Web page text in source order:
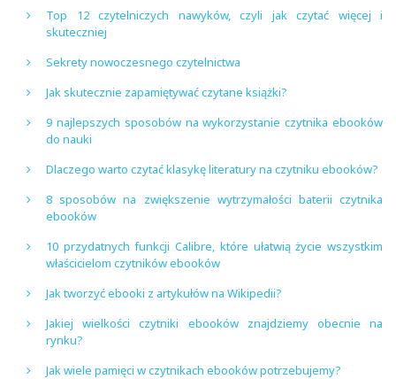
Top 12 czytelniczych nawyków, czyli jak czytać więcej i
skuteczniej
Sekrety nowoczesnego czytelnictwa
Jak skutecznie zapamiętywać czytane książki?
9 najlepszych sposobów na wykorzystanie czytnika ebooków
do nauki
Dlaczego warto czytać klasykę literatury na czytniku ebooków?
8 sposobów na zwiększenie wytrzymałości baterii czytnika
ebooków
10 przydatnych funkcji Calibre, które ułatwią życie wszystkim
właścicielom czytników ebooków
Jak tworzyć ebooki z artykułów na Wikipedii?
Jakiej wielkości czytniki ebooków znajdziemy obecnie na
rynku?
Jak wiele pamięci w czytnikach ebooków potrzebujemy?